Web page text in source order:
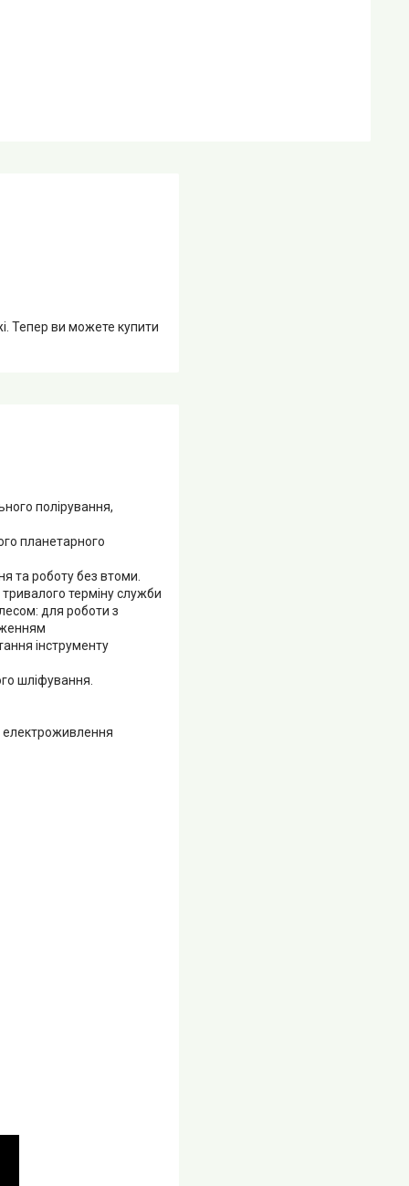
Тепер ви можете купити
полірування,
планетарного
та роботу без втоми.
терміну служби
для роботи з
інструменту
шліфування.
електроживлення